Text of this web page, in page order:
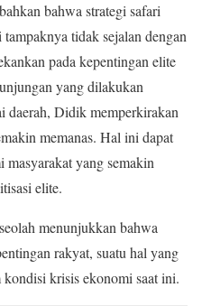
bahwa strategi safari
tidak sejalan dengan
pada kepentingan elite
yang dilakukan
daerah, Didik memperkirakan
memanas. Hal ini dapat
yang semakin
elite.
menunjukkan bahwa
rakyat, suatu hal yang
krisis ekonomi saat ini.